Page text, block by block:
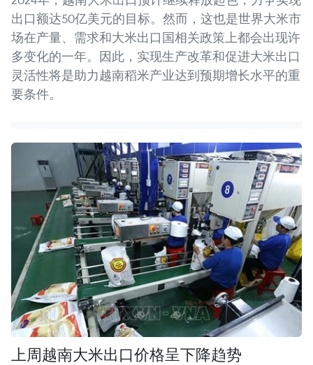
出口额达50亿美元的目标。然而，这也是世界大米市
场在产量、需求和大米出口国相关政策上都会出现许
多变化的一年。因此，实现生产改革和促进大米出口
灵活性将是助力越南稻米产业达到预期增长水平的重
要条件。
上周越南大米出口价格呈下降趋势